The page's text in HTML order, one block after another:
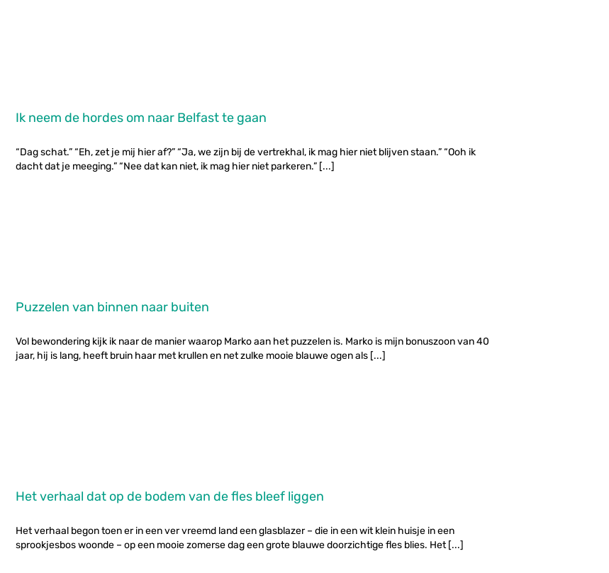
Ik neem de hordes om naar Belfast te gaan
“Dag schat.” “Eh, zet je mij hier af?” “Ja, we zijn bij de vertrekhal, ik mag hier niet blijven staan.” “Ooh ik
dacht dat je meeging.” “Nee dat kan niet, ik mag hier niet parkeren.” [...]
Puzzelen van binnen naar buiten
Vol bewondering kijk ik naar de manier waarop Marko aan het puzzelen is. Marko is mijn bonuszoon van 40
jaar, hij is lang, heeft bruin haar met krullen en net zulke mooie blauwe ogen als [...]
Het verhaal dat op de bodem van de fles bleef liggen
Het verhaal begon toen er in een ver vreemd land een glasblazer – die in een wit klein huisje in een
sprookjesbos woonde – op een mooie zomerse dag een grote blauwe doorzichtige fles blies. Het [...]